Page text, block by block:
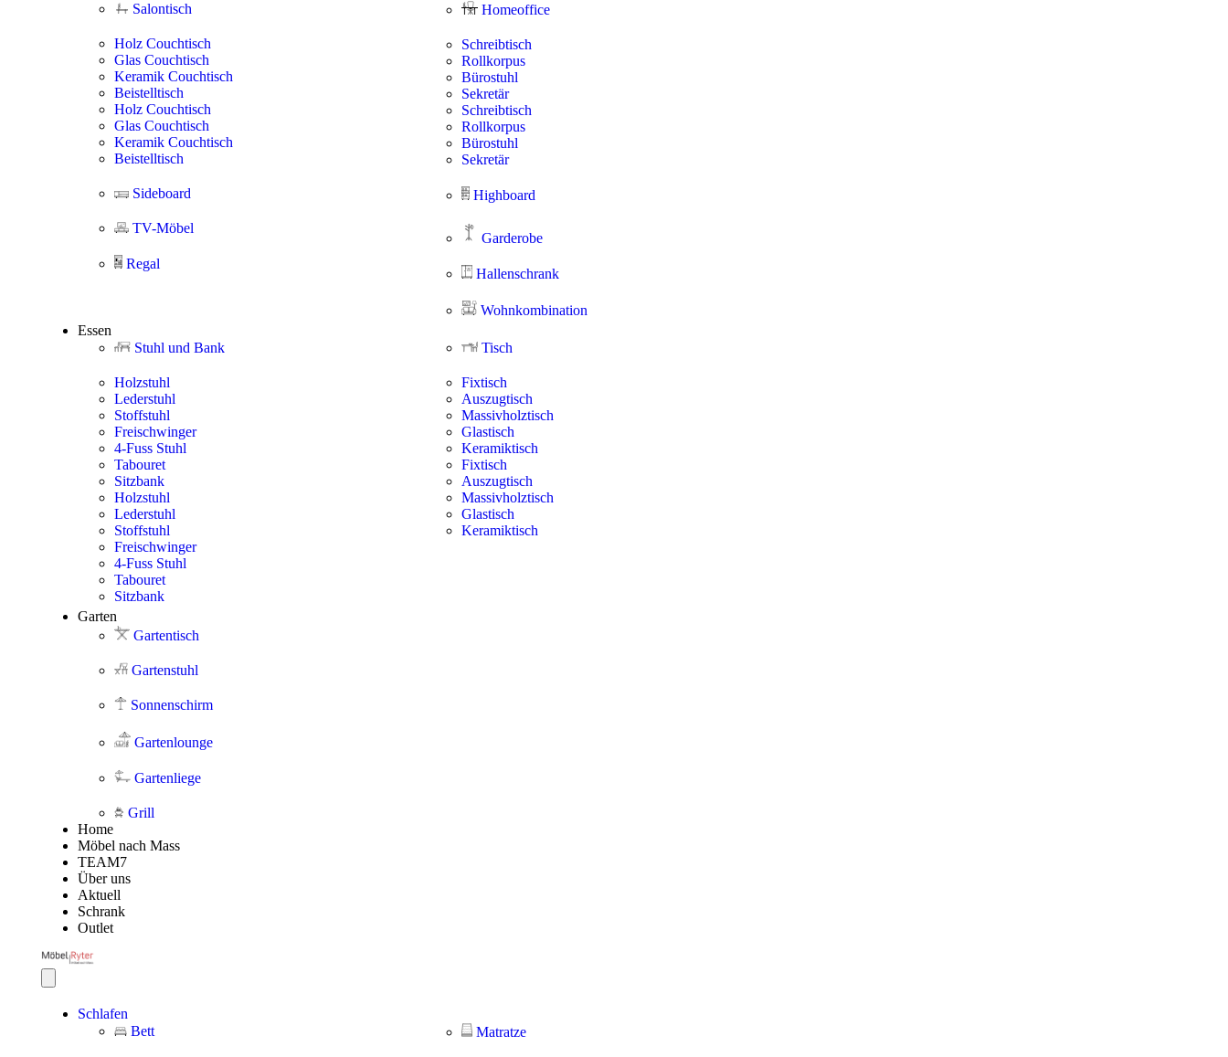
Salontisch
Holz Couchtisch
Glas Couchtisch
Keramik Couchtisch
Beistelltisch
Holz Couchtisch
Glas Couchtisch
Keramik Couchtisch
Beistelltisch
Sideboard
TV-Möbel
Regal
Homeoffice
Schreibtisch
Rollkorpus
Bürostuhl
Sekretär
Schreibtisch
Rollkorpus
Bürostuhl
Sekretär
Highboard
Garderobe
Hallenschrank
Wohnkombination
Essen
Stuhl und Bank
Holzstuhl
Lederstuhl
Stoffstuhl
Freischwinger
4-Fuss Stuhl
Tabouret
Sitzbank
Holzstuhl
Lederstuhl
Stoffstuhl
Freischwinger
4-Fuss Stuhl
Tabouret
Sitzbank
Tisch
Fixtisch
Auszugtisch
Massivholztisch
Glastisch
Keramiktisch
Fixtisch
Auszugtisch
Massivholztisch
Glastisch
Keramiktisch
Garten
Gartentisch
Gartenstuhl
Sonnenschirm
Gartenlounge
Gartenliege
Grill
Home
Möbel nach Mass
TEAM7
Über uns
Aktuell
Schrank
Outlet
Schlafen
Bett
Matratze